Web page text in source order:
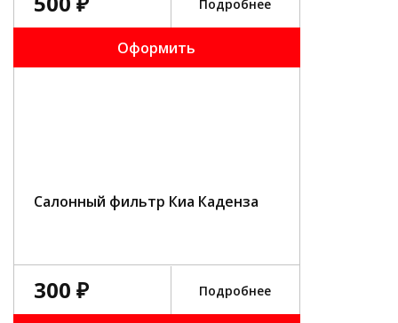
Подробнее
Оформить
Салонный фильтр Киа Каденза
300 ₽ Подробнее